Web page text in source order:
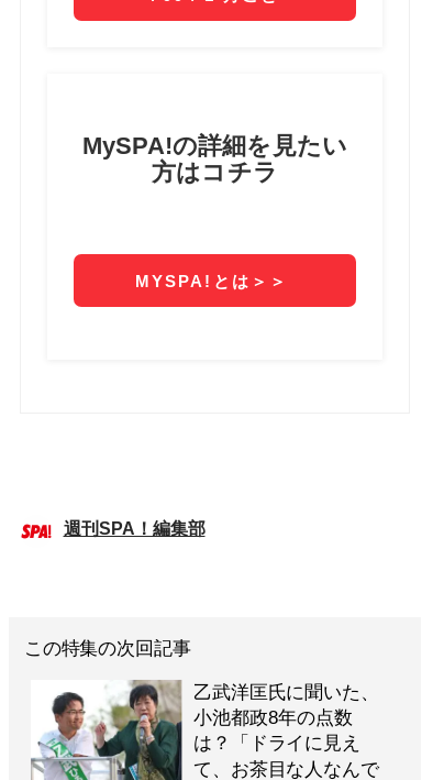
週刊SPA！編集部
この特集の次回記事
乙武洋匡氏に聞いた、
小池都政8年の点数
は？「ドライに見え
て、お茶目な人なんで